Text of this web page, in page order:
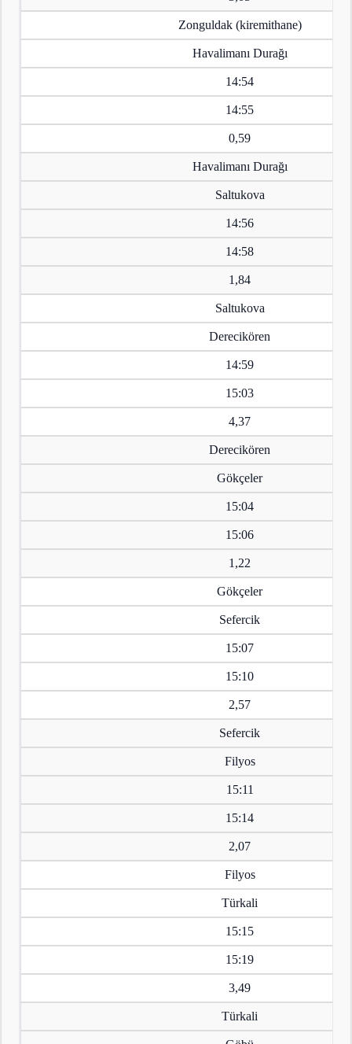
Zonguldak (kiremithane)
Havalimanı Durağı
14:54
14:55
0,59
Havalimanı Durağı
Saltukova
14:56
14:58
1,84
Saltukova
Derecikören
14:59
15:03
4,37
Derecikören
Gökçeler
15:04
15:06
1,22
Gökçeler
Sefercik
15:07
15:10
2,57
Sefercik
Filyos
15:11
15:14
2,07
Filyos
Türkali
15:15
15:19
3,49
Türkali